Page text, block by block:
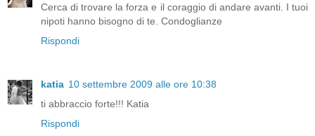
Cerca di trovare la forza e il coraggio di andare avanti. I tuoi
nipoti hanno bisogno di te. Condoglianze
Rispondi
katia 10 settembre 2009 alle ore 10:38
ti abbraccio forte!!! Katia
Rispondi